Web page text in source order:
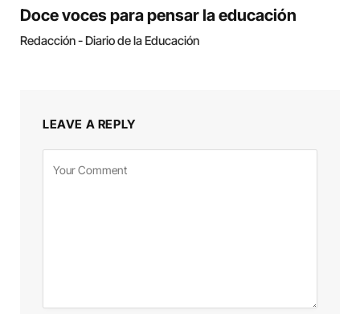
Doce voces para pensar la educación
Redacción - Diario de la Educación
LEAVE A REPLY